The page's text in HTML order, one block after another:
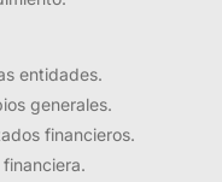
entidades.
generales.
financieros.